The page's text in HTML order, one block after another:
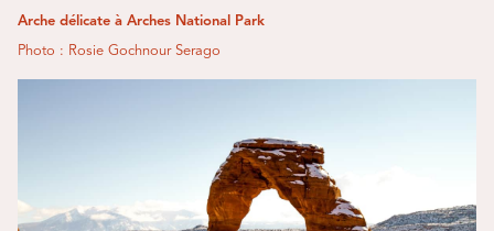
Arche délicate à Arches National Park
Photo : Rosie Gochnour Serago